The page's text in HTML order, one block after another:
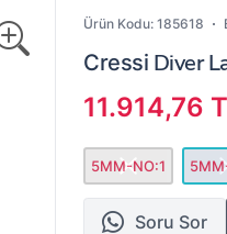
Ürün Kodu: 185618
Cressi Diver
11.914,76
5MM-NO:1
Soru Sor